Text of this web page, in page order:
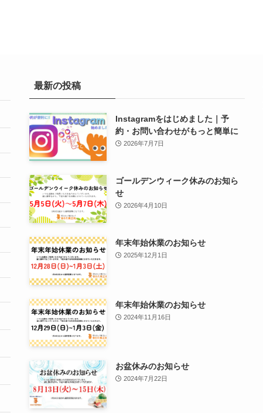
最新の投稿
Instagramをはじめました｜予
約・お問い合わせがもっと簡単に
2026年7月7日
ゴールデンウィーク休みのお知ら
せ
2026年4月10日
年末年始休業のお知らせ
2025年12月1日
年末年始休業のお知らせ
2024年11月16日
お盆休みのお知らせ
2024年7月22日